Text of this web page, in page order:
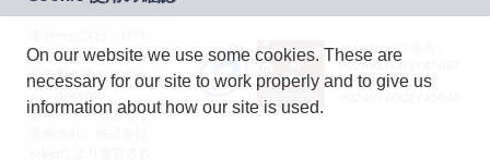
ドコモグループの新
規事業創出プログラ
ム「docomo
STARTUP」を通じて
JASRAC許諾番号：
9024936001Y45037
JASRAC許諾番号：
On our website we use some cookies. These are
necessary for our site to work properly and to give us
information about how our site is used.